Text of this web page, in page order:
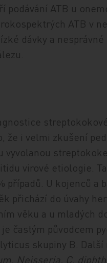
ATB u
ATB v
dávky a
že i velmi zkušení
vyvolanou
virové etiologie.
případů. U kojenců a
přichází do úvahy
věku a u mladých
častým původcem
skupiny B. Další
Neisseria, C.